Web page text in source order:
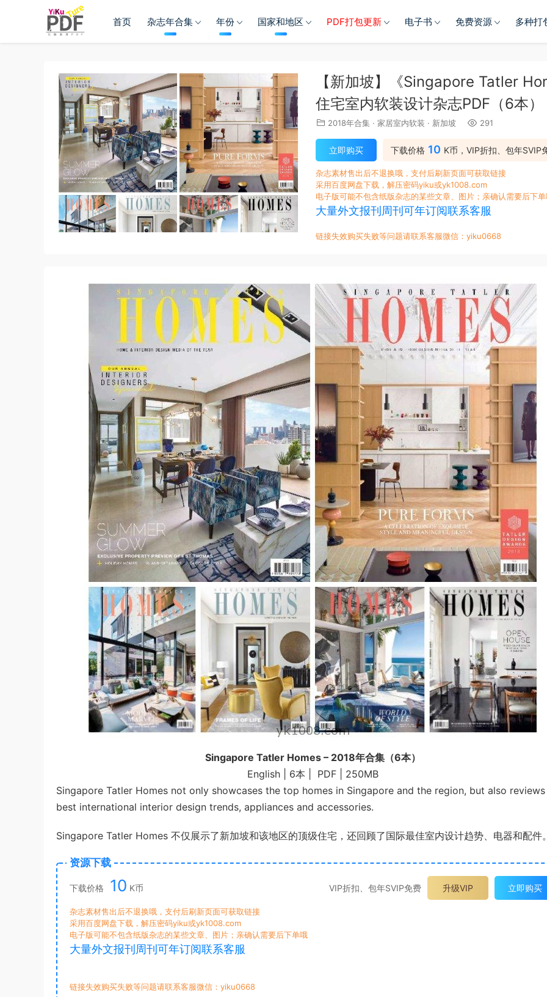
首页 杂志年合集 年份 国家和地区 PDF打包更新 电子书 免费资源 多种打
【新加坡】《Singapore Tatler
住宅室内软装设计杂志PDF（6本）
2018年合集 · 家居室内软装 · 新加坡 291
下载价格 10 K币，VIP折扣、包年SVIP
立即购买
杂志素材售出后不退换哦，支付后刷新页面可获取链接
采用百度网盘下载，解压密码yiku或yk1008.com
电子版可能不包含纸版杂志的某些文章、图片；亲确认需要后下
大量外文报刊周刊可年订阅联系客服
链接失效购买失败等问题请联系客服微信：yiku0668
Singapore Tatler Homes – 2018年合集（6本）
English | 6本 | PDF | 250MB
Singapore Tatler Homes not only showcases the top homes in Singapore and the region, but also
best international interior design trends, appliances and accessories.
Singapore Tatler Homes 不仅展示了新加坡和该地区的顶级住宅，还回顾了国际最佳室内设计趋势、电器和配件
资源下载
下载价格 10 K币 VIP折扣、包年SVIP免费 升级VIP 立即购买
杂志素材售出后不退换哦，支付后刷新页面可获取链接
采用百度网盘下载，解压密码yiku或yk1008.com
电子版可能不包含纸版杂志的某些文章、图片；亲确认需要后下单哦
大量外文报刊周刊可年订阅联系客服
链接失效购买失败等问题请联系客服微信：yiku0668